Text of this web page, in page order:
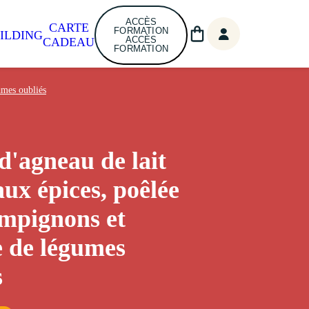
CARTE
CADEAU
ACCÈS
FORMATION
ACCÈS
FORMATION
oubliés
de lait
épices, poêlée
et
de légumes